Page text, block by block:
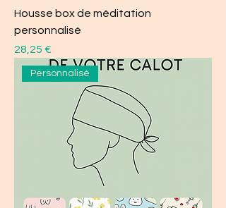
Housse box de méditation
personnalisé
Prix
28,25 €
Personnalisé